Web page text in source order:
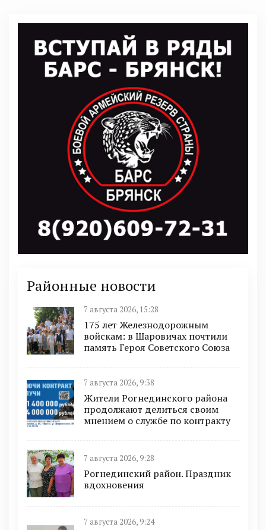
Районные новости
7 августа 2026, 15:28
175 лет Железнодорожным
войскам: в Шаровичах почтили
память Героя Советского Союза
7 августа 2026, 9:38
Жители Рогнединского района
продолжают делиться своим
мнением о службе по контракту
7 августа 2026, 9:28
Рогнединский район. Праздник
вдохновения
7 августа 2026, 9:24